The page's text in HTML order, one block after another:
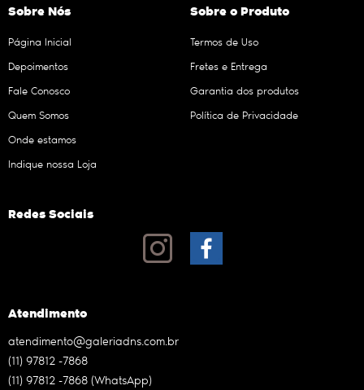
Sobre Nós
Página Inicial
Depoimentos
Fale Conosco
Quem Somos
Onde estamos
Indique nossa Loja
Sobre o Produto
Termos de Uso
Fretes e Entrega
Garantia dos produtos
Política de Privacidade
Redes Sociais
Atendimento
(11) 97812 -7868
(11) 97812 -7868 (WhatsApp)
atendimento@galeriadns.com.br